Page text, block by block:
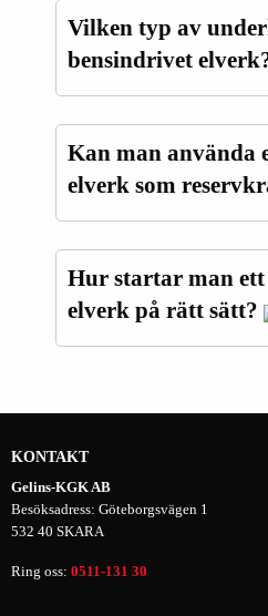
Vilken typ av
bensindrivet
Kan man använda
elverk som
Hur startar man
elverk på rätt sätt?
KONTAKT
Gelins-KGK AB
Besöksadress: Göteborgsvägen 1
532 40 SKARA
Ring oss: 0511-131 30